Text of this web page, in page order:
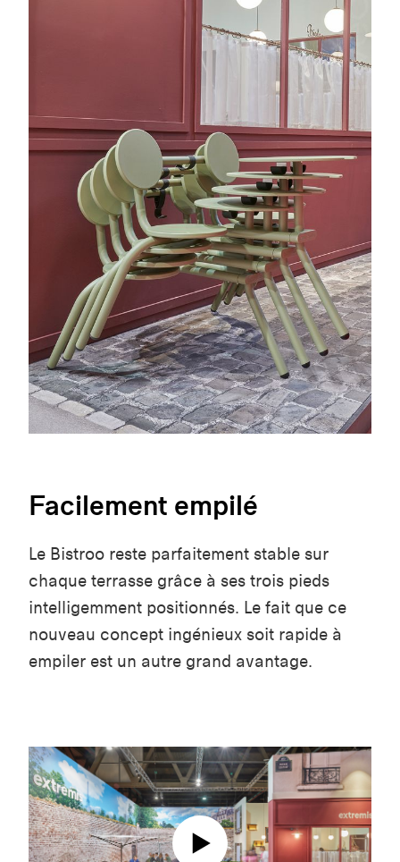
Facilement empilé
Le Bistroo reste parfaitement stable sur
chaque terrasse grâce à ses trois pieds
intelligemment positionnés. Le fait que ce
nouveau concept ingénieux soit rapide à
empiler est un autre grand avantage.